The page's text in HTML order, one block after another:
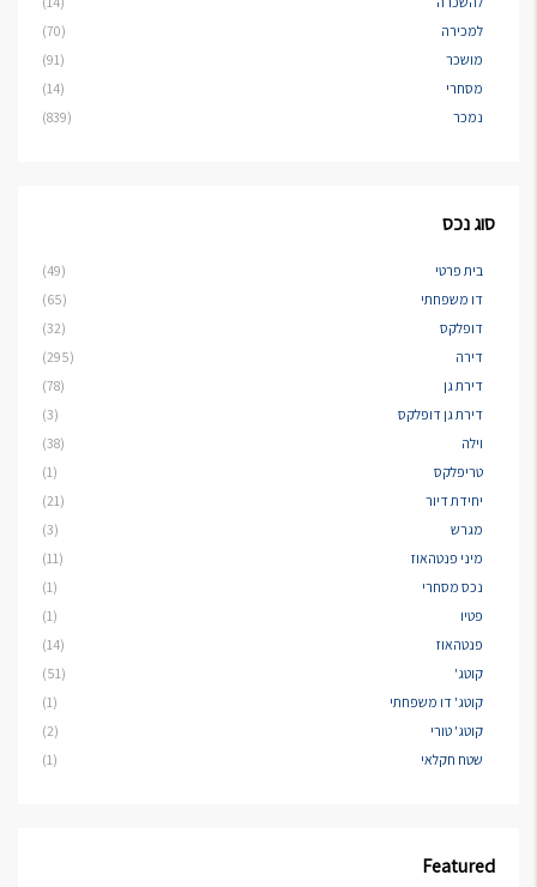
למכירה
(70)
מושכר
(91)
מסחרי
(14)
נמכר
(839)
סוג נכס
בית פרטי
(49)
דו משפחתי
(65)
דופלקס
(32)
דירה
(295)
דירת גן
(78)
דירת גן דופלקס
(3)
וילה
(38)
טריפלקס
(1)
יחידת דיור
(21)
מגרש
(3)
מיני פנטהאוז
(11)
נכס מסחרי
(1)
פטיו
(1)
פנטהאוז
(14)
קוטג'
(51)
קוטג' דו משפחתי
(1)
קוטג' טורי
(2)
שטח חקלאי
(1)
Featured